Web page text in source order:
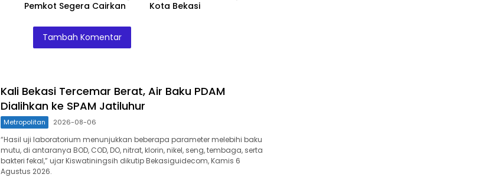
Pemkot Segera Cairkan
Kota Bekasi
Tambah Komentar
Kali Bekasi Tercemar Berat, Air Baku PDAM
Dialihkan ke SPAM Jatiluhur
Metropolitan 2026-08-06
“Hasil uji laboratorium menunjukkan beberapa parameter melebihi baku
mutu, di antaranya BOD, COD, DO, nitrat, klorin, nikel, seng, tembaga, serta
bakteri fekal,” ujar Kiswatiningsih dikutip Bekasiguidecom, Kamis 6
Agustus 2026.